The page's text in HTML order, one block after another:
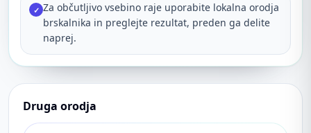
✓ Za občutljivo vsebino raje uporabite lokalna orodja
brskalnika in preglejte rezultat, preden ga delite
naprej.
Druga orodja